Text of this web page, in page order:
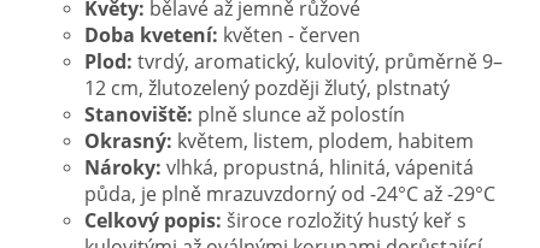
Květy: bělavé až jemně růžové
Doba kvetení: květen - červen
Plod: tvrdý, aromatický, kulovitý, průměrně 9–
12 cm, žlutozelený později žlutý, plstnatý
Stanoviště: plně slunce až polostín
Okrasný: květem, listem, plodem, habitem
Nároky: vlhká, propustná, hlinitá, vápenitá
půda, je plně mrazuvzdorný od -24°C až -29°C
Celkový popis: široce rozložitý hustý keř s